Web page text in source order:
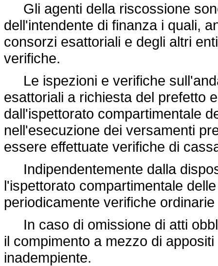
Gli agenti della riscossione
dell'intendente di finanza i quali,
consorzi esattoriali e degli altri
verifiche.
Le ispezioni e verifiche
esattoriali a richiesta del prefetto
dall'ispettorato compartimentale
nell'esecuzione dei versamenti
essere effettuate verifiche di
Indipendentemente dalla
l'ispettorato compartimentale
periodicamente verifiche
In caso di omissione di atti
il compimento a mezzo di
inadempiente.